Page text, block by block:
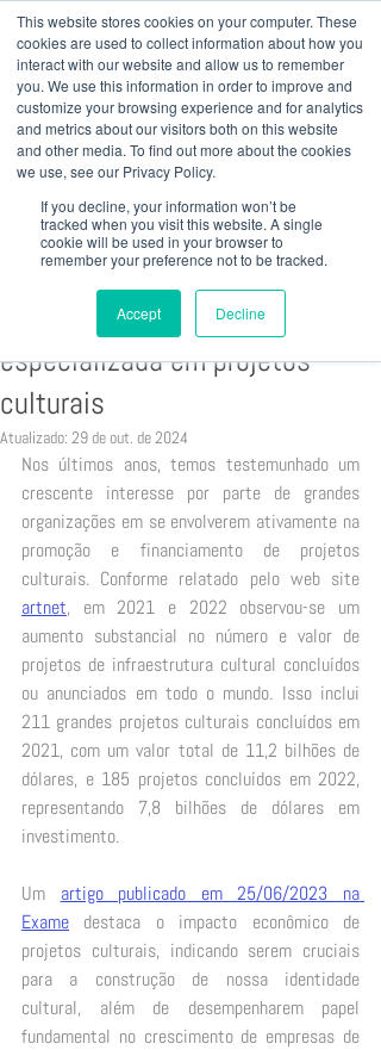
This website stores cookies on your computer. These
cookies are used to collect information about how you
interact with our website and allow us to remember
you. We use this information in order to improve and
customize your browsing experience and for analytics
and metrics about our visitors both on this website
and other media. To find out more about the cookies
we use, see our Privacy Policy.
If you decline, your information won’t be
tracked when you visit this website. A single
cookie will be used in your browser to
remember your preference not to be tracked.
Accept Decline
+ 55 413022 8333|baril@bariladvogados.com.br
Post
Da ideia à realização:
assessoria jurídica
especializada em projetos
culturais
Baril Advogados
5 de jan. de 2024
Atualizado: 29 de out. de 2024
Nos últimos anos, temos testemunhado um
crescente interesse por parte de grandes
organizações em se envolverem ativamente na
promoção e financiamento de projetos
artnet, em 2021 e 2022 observou-se um
aumento substancial no número e valor de
projetos de infraestrutura cultural concluídos
ou anunciados em todo o mundo. Isso inclui
211 grandes projetos culturais concluídos em
2021, com um valor total de 11,2 bilhões de
dólares, e 185 projetos concluídos em 2022,
representando 7,8 bilhões de dólares em
investimento.
Um artigo publicado em 25/06/2023 na
Exame destaca o impacto econômico de
projetos culturais, indicando serem cruciais
para a construção de nossa identidade
cultural, além de desempenharem papel
fundamental no crescimento de empresas de